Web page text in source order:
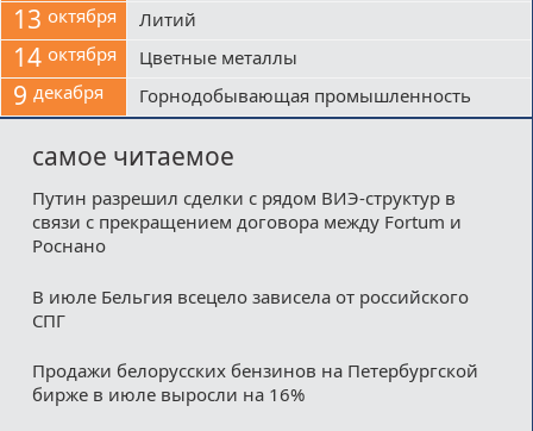
13 октября Литий
14 октября Цветные металлы
9 декабря Горнодобывающая промышленность
самое читаемое
Путин разрешил сделки с рядом ВИЭ-структур в
связи с прекращением договора между Fortum и
Роснано
В июле Бельгия всецело зависела от российского
СПГ
Продажи белорусских бензинов на Петербургской
бирже в июле выросли на 16%